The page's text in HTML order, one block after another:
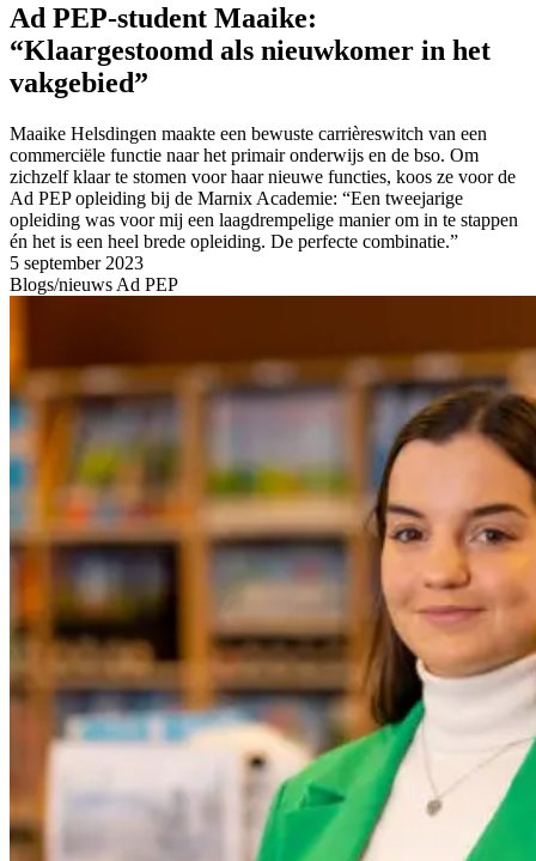
Ad PEP-student Maaike:
“Klaargestoomd als nieuwkomer in het
vakgebied”
Maaike Helsdingen maakte een bewuste carrièreswitch van een
commerciële functie naar het primair onderwijs en de bso. Om
zichzelf klaar te stomen voor haar nieuwe functies, koos ze voor de
Ad PEP opleiding bij de Marnix Academie: “Een tweejarige
opleiding was voor mij een laagdrempelige manier om in te stappen
én het is een heel brede opleiding. De perfecte combinatie.”
5 september 2023
Blogs/nieuws Ad PEP